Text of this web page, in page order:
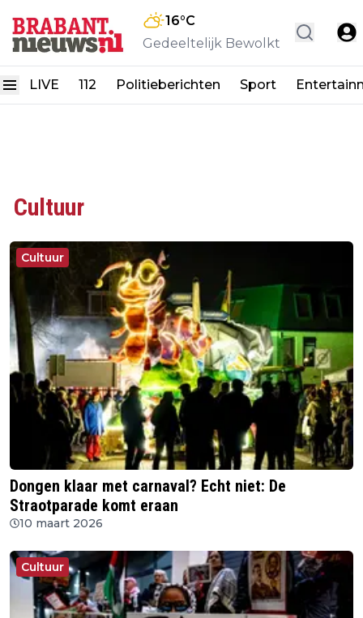
16°C
Gedeeltelijk Bewolkt
LIVE 112 Politieberichten Sport
Cultuur
Cultuur
Dongen klaar met carnaval? Echt niet: De
Straotparade komt eraan
10 maart 2026
Cultuur